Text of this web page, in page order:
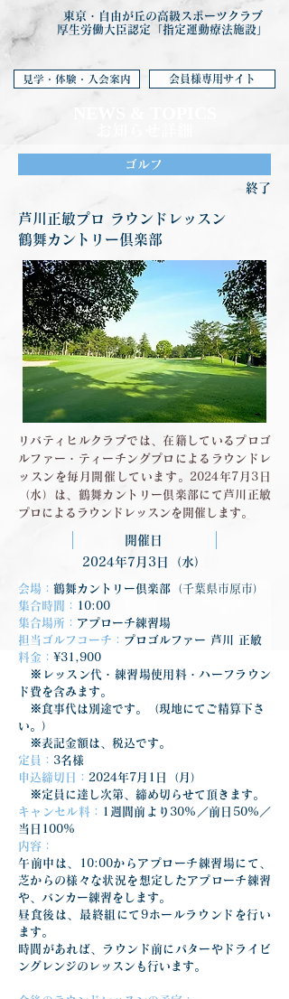
東京・自由が丘の高級スポーツクラブ
厚生労働大臣認定「指定運動療法施設」
見学・体験・入会案内 会員様専用サイト
ゴルフ
終了
芦川正敏プロ ラウンドレッスン
鶴舞カントリー倶楽部
リバティヒルクラブでは、在籍しているプロゴ
ルファー・ティーチングプロによるラウンドレ
ッスンを毎月開催しています。2024年7月3日
（水）は、鶴舞カントリー倶楽部にて芦川正敏
プロによるラウンドレッスンを開催します。
開催日
2024年7月3日（水）
会場： 鶴舞カントリー倶楽部 （千葉県市原市）
集合時間：
10:00
集合場所： アプローチ練習場
担当ゴルフコーチ： プロゴルファー 芦川 正敏
料金： ¥31,900
※レッスン代・練習場使用料・ハーフラウン
ド費を含みます。
※食事代は別途です。（現地にてご精算下さ
い。）
※表記金額は、税込です。
定員： 3名様
申込締切日： 2024年7月1日（月）
※定員に達し次第、締め切らせて頂きます。
キャンセル料：
1週間前より30%／前日50%／
当日100%
内容：
午前中は、10:00からアプローチ練習場にて、
芝からの様々な状況を想定したアプローチ練習
や、バンカー練習をします。
昼食後は、最終組にて9ホールラウンドを行い
ます。
時間があれば、ラウンド前にパターやドライビ
ングレンジのレッスンも行います。